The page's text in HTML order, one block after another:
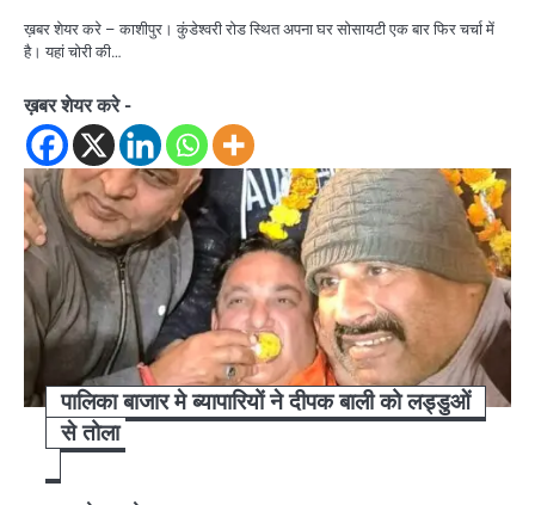
ख़बर शेयर करे – काशीपुर। कुंडेश्वरी रोड स्थित अपना घर सोसायटी एक बार फिर चर्चा में
है। यहां चोरी की…
ख़बर शेयर करे -
पालिका बाजार मे ब्यापारियों ने दीपक बाली को लड्डुओं
से तोला